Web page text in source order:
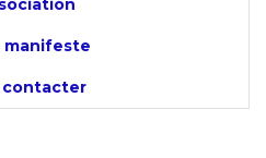
manifeste
contacter